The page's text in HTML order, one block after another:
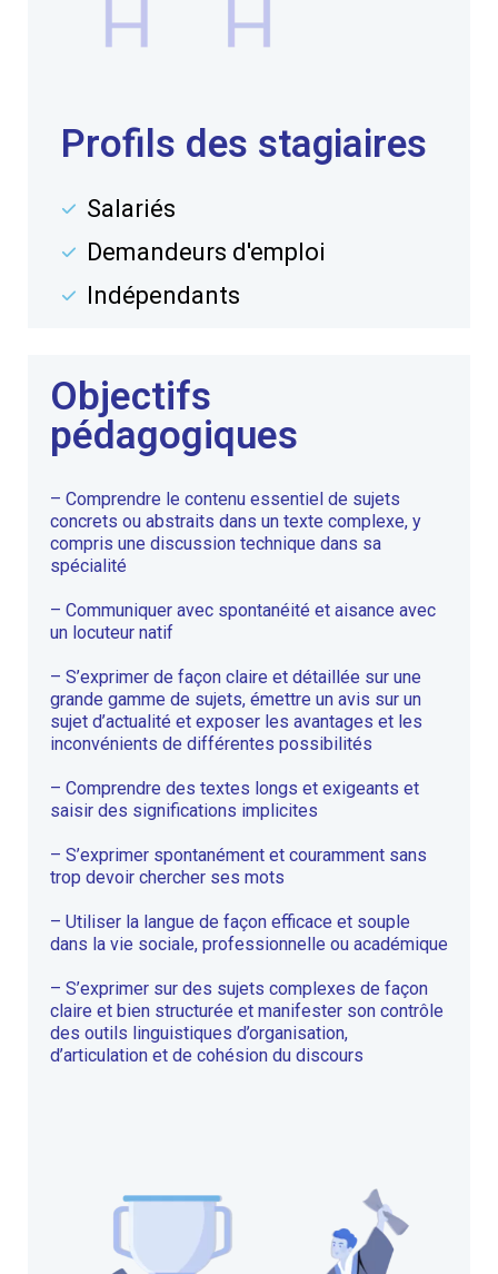
Profils des stagiaires
Salariés
Demandeurs d'emploi
Indépendants
Objectifs
pédagogiques
– Comprendre le contenu essentiel de sujets
concrets ou abstraits dans un texte complexe, y
compris une discussion technique dans sa
spécialité
– Communiquer avec spontanéité et aisance avec
un locuteur natif
– S’exprimer de façon claire et détaillée sur une
grande gamme de sujets, émettre un avis sur un
sujet d’actualité et exposer les avantages et les
inconvénients de différentes possibilités
– Comprendre des textes longs et exigeants et
saisir des significations implicites
– S’exprimer spontanément et couramment sans
trop devoir chercher ses mots
– Utiliser la langue de façon efficace et souple
dans la vie sociale, professionnelle ou académique
– S’exprimer sur des sujets complexes de façon
claire et bien structurée et manifester son contrôle
des outils linguistiques d’organisation,
d’articulation et de cohésion du discours